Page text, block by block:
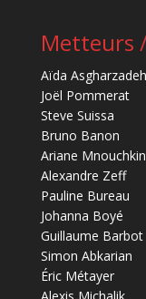
Metteurs
Aïda Asgharzadeh
Joël Pommerat
Steve Suissa
Bruno Banon
Ariane
Alexandre Zeff
Pauline Bureau
Johanna Boyé
Guillaume Barbot
Simon Abkarian
Éric Métayer